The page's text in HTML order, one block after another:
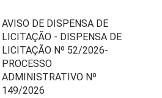
AVISO DE DISPENSA DE
LICITAÇÃO - DISPENSA DE
LICITAÇÃO Nº 52/2026-
PROCESSO
ADMINISTRATIVO Nº
149/2026